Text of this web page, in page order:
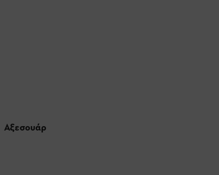
Αξεσουάρ